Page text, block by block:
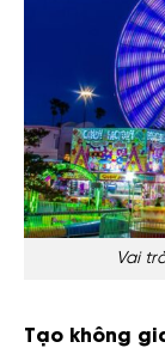
Vai
Tạo không